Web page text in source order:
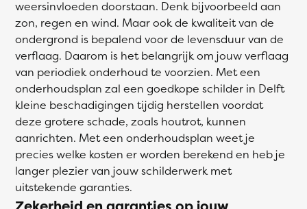
weersinvloeden doorstaan. Denk bijvoorbeeld aan
zon, regen en wind. Maar ook de kwaliteit van de
ondergrond is bepalend voor de levensduur van de
verflaag. Daarom is het belangrijk om jouw verflaag
van periodiek onderhoud te voorzien. Met een
onderhoudsplan zal een goedkope schilder in Delft
kleine beschadigingen tijdig herstellen voordat
deze grotere schade, zoals houtrot, kunnen
aanrichten. Met een onderhoudsplan weet je
precies welke kosten er worden berekend en heb je
langer plezier van jouw schilderwerk met
uitstekende garanties.